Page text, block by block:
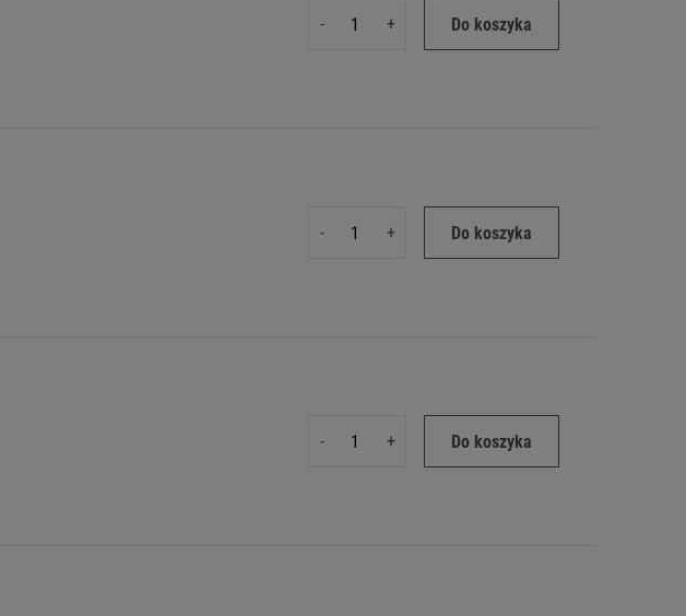
- + Do koszyka
- + Do koszyka
- + Do koszyka